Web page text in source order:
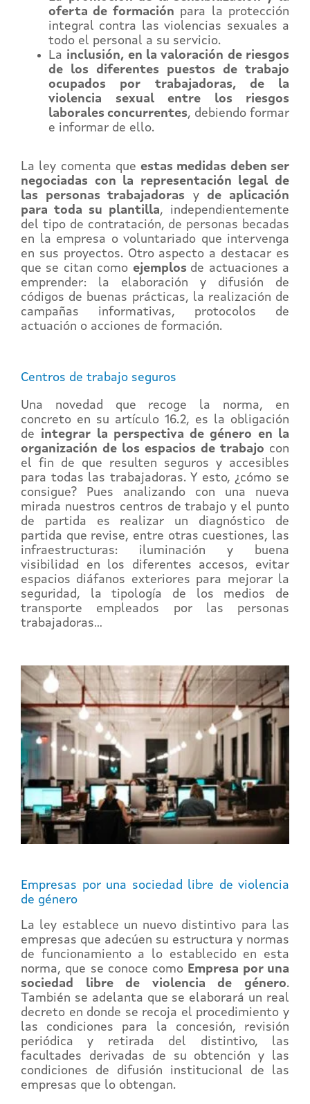
oferta de formación para la protección
integral contra las violencias sexuales a
todo el personal a su servicio.
La inclusión, en la valoración de riesgos
de los diferentes puestos de trabajo
ocupados por trabajadoras, de la
violencia sexual entre los riesgos
laborales concurrentes, debiendo formar
e informar de ello.
La ley comenta queestas medidas deben ser
negociadas con la representación legal de
las personas trabajadoras yde aplicación
para toda su plantilla, independientemente
del tipo de contratación, de personas becadas
en la empresa o voluntariado que intervenga
en sus proyectos. Otro aspecto a destacar es
que se citan como ejemplos de actuaciones a
emprender: la elaboración y difusión de
códigos de buenas prácticas, la realización de
campañas informativas, protocolos de
actuación o acciones de formación.
Centros de trabajo seguros
Una novedad que recoge la norma, en
concreto en su artículo 16.2, es la obligación
de integrar la perspectiva de género en la
organización de los espacios de trabajo con
el fin de que resulten seguros y accesibles
para todas las trabajadoras. Y esto, ¿cómo se
consigue? Pues analizando con una nueva
mirada nuestros centros de trabajo y el punto
de partida es realizar un diagnóstico de
partida que revise, entre otras cuestiones, las
infraestructuras: iluminación y buena
visibilidad en los diferentes accesos, evitar
espacios diáfanos exteriores para mejorar la
seguridad, la tipología de los medios de
transporte empleados por las personas
trabajadoras…
Empresas por una sociedad libre de violencia
de género
La ley establece un nuevo distintivo para las
empresas que adecúen su estructura y normas
de funcionamiento a lo establecido en esta
norma, que se conoce como Empresa por una
sociedad libre de violencia de género.
También se adelanta que se elaborará un real
decreto en donde se recoja el procedimiento y
las condiciones para la concesión, revisión
periódica y retirada del distintivo, las
facultades derivadas de su obtención y las
condiciones de difusión institucional de las
empresas que lo obtengan.